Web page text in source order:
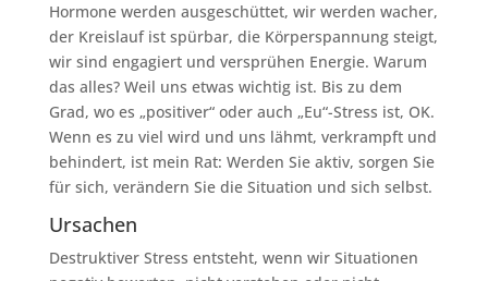
Hormone werden ausgeschüttet, wir werden wacher,
der Kreislauf ist spürbar, die Körperspannung steigt,
wir sind engagiert und versprühen Energie. Warum
das alles? Weil uns etwas wichtig ist. Bis zu dem
Grad, wo es „positiver“ oder auch „Eu“-Stress ist, OK.
Wenn es zu viel wird und uns lähmt, verkrampft und
behindert, ist mein Rat: Werden Sie aktiv, sorgen Sie
für sich, verändern Sie die Situation und sich selbst.
Ursachen
Destruktiver Stress entsteht, wenn wir Situationen